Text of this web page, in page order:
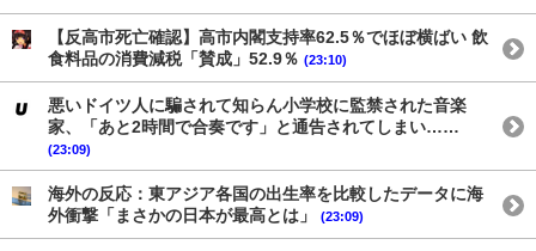
【反高市死亡確認】高市内閣支持率62.5％でほぼ横ばい 飲
食料品の消費減税「賛成」52.9％ (23:10)
悪いドイツ人に騙されて知らん小学校に監禁された音楽
家、「あと2時間で合奏です」と通告されてしまい……
(23:09)
海外の反応：東アジア各国の出生率を比較したデータに海
外衝撃「まさかの日本が最高とは」
(23:09)